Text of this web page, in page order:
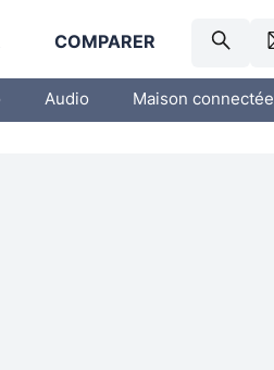
COMPARER
Audio Maison connectée